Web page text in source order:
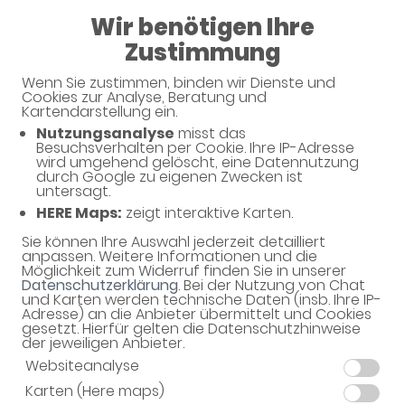
Wir benötigen Ihre
Zustimmung
Wenn Sie zustimmen, binden wir Dienste und
Cookies zur Analyse, Beratung und
Kartendarstellung ein.
Nutzungsanalyse misst das
Besuchsverhalten per Cookie. Ihre IP-Adresse
wird umgehend gelöscht, eine Datennutzung
durch Google zu eigenen Zwecken ist
untersagt.
HERE Maps: zeigt interaktive Karten.
Sie können Ihre Auswahl jederzeit detailliert
anpassen. Weitere Informationen und die
Möglichkeit zum Widerruf finden Sie in unserer
Datenschutzerklärung. Bei der Nutzung von Chat
und Karten werden technische Daten (insb. Ihre IP-
Adresse) an die Anbieter übermittelt und Cookies
gesetzt. Hierfür gelten die Datenschutzhinweise
der jeweiligen Anbieter.
Websiteanalyse
Karten (Here maps)
08:30 - 13:00
Föhren-Apotheke
Unsere Angebote
VoltaMed pflanzliche Schmerzcreme
100 Gramm (N2)